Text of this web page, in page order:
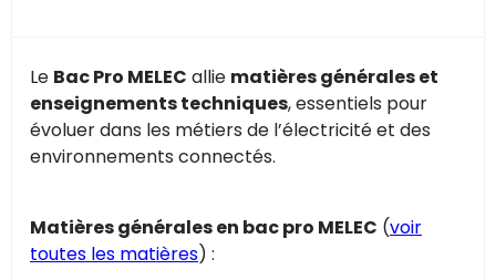
Le Bac Pro MELEC allie matières générales et
enseignements techniques, essentiels pour
évoluer dans les métiers de l’électricité et des
environnements connectés.
Matières générales en bac pro MELEC (voir
toutes les matières) :